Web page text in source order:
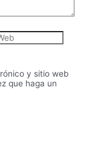
y sitio web
que haga un